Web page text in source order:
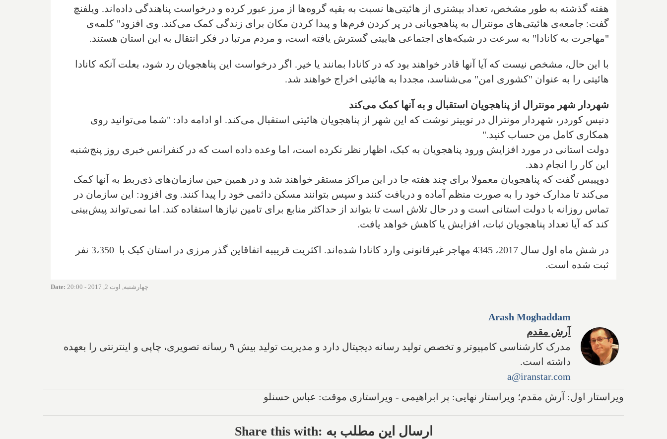
هفته گذشته به طور مشخص، تعداد بیشتری از هائیتی‌ها نسبت به بقیه گروه‌ها از مرز عبور کرده و درخواست پناهندگی داده‌اند. ویلفنچ
گفت: جامعه‌ی هائیتی‌های مونترال به پناهجویانی در پر کردن فرم‌ها و پیدا کردن مکان برای زندگی کمک می‌کند. وی افزود" کلمه‌ی
"مهاجرت به کانادا" به سرعت در شبکه‌های اجتماعی هاییتی گسترش یافته است، و مردم مرتبا در فکر انتقال به این استان هستند.
با این حال، مشخص نیست که آیا آنها قادر خواهند بود که در کانادا بمانند یا خیر. اگر درخواست این پناهجویان رد شود، بعلت آنکه کانادا
هائیتی را به عنوان "کشوری امن" می‌شناسد، مجددا به هائیتی اخراج خواهند شد.
شهردار شهر مونترال از پناهجویان استقبال و به آنها کمک می‌کند
دنیس کوردر، شهردار مونترال در توییتر نوشت که این شهر از پناهجویان هائیتی استقبال می‌کند. او ادامه داد: "شما می‌توانید روی
همکاری کامل من حساب کنید."
دولت استانی در مورد افزایش ورود پناهجویان به کبک، اظهار نظر نکرده است، اما وعده داده است که در کنفرانس خبری روز پنج‌شنبه
این کار را انجام دهد.
دوپییس گفت که پناهجویان معمولا برای چند هفته جا در این مراکز مستقر خواهند شد و در همین حین سازمان‌های ذی‌ربط به آنها کمک
می‌کند تا مدارک خود را به صورت منظم آماده و دریافت کنند و سپس بتوانند مسکن دائمی خود را پیدا کنند. وی افزود: این سازمان در
تماس روزانه با دولت استانی است و در حال تلاش است تا بتواند از حداکثر منابع برای تامین نیازها استفاده کند. اما نمی‌تواند پیش‌بینی
کند که آیا تعداد پناهجویان ثبات، افزایش یا کاهش خواهد یافت.
در شش ماه اول سال 2017، 4345 مهاجر غیرقانونی وارد کانادا شده‌اند. اکثریت قریببه اتفاقاین گذر مرزی در استان کبک با 3،350 نفر
ثبت شده است.
Date: چهارشنبه, اوت 2, 2017 - 20:00
Arash Moghaddam
آرش مقدم
مدرک کارشناسی کامپیوتر و تخصص تولید رسانه دیجیتال دارد و مدیریت تولید بیش ۹ رسانه تصویری، چاپی و اینترنتی را بعهده
داشته است.
a@iranstar.com
ویراستار اول: آرش مقدم؛ ویراستار نهایی: پر ابراهیمی - ویراستاری موقت: عباس حسنلو
Share this with: ارسال این مطلب به